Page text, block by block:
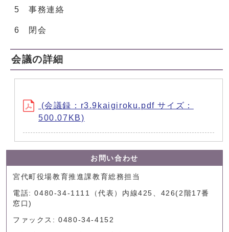
5 事務連絡
6 閉会
会議の詳細
(会議録：r3.9kaigiroku.pdf サイズ：
500.07KB)
お問い合わせ
宮代町役場教育推進課教育総務担当
電話: 0480-34-1111（代表）内線425、426(2階17番
窓口)
ファックス: 0480-34-4152